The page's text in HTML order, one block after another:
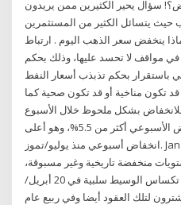
سؤال يحير الكثيرين ممن يريدون
حيث يتسائل الكثير من المستثمرين
ينخفض سعر الذهب اليوم . ارتباط
في مواقف لا تحسد عليها، وذلك بحكم
باستقرار بحكم تذبذب أسعار النفط
تكون مناخية أو قد تكون صحية كما
بشكل ملحوظ خلال الأسبوع
الماضي، حيث بلغ مستوى الانخفاض الأسبوعي أكثر من 5.5%، وهو أعلى
انخفاض أسبوعي منذ يوليو/تموز. Jan 18, 2021 · أيضا وفي ربيع عام
منخفضة تاريخية وغير مسبوقة،
حيث كانت العقود الآجلة لخام غرب تكساس الوسيط سلبية في 20 أبريل/
مشترون لتلك العقود أيضا وفي ربيع عام